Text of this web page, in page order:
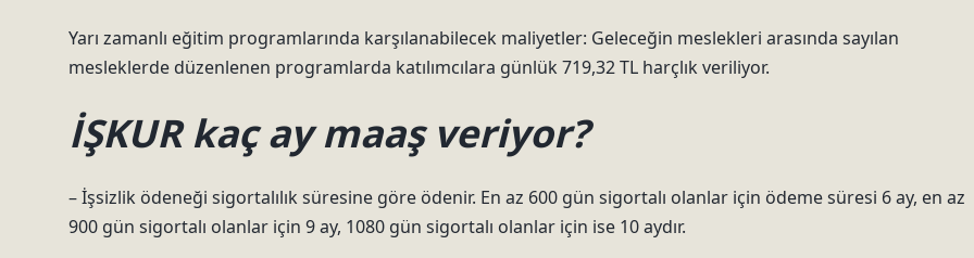
Yarı zamanlı eğitim programlarında karşılanabilecek maliyetler: Geleceğin meslekleri arasında sayılan
mesleklerde düzenlenen programlarda katılımcılara günlük 719,32 TL harçlık veriliyor.
İŞKUR kaç ay maaş veriyor?
– İşsizlik ödeneği sigortalılık süresine göre ödenir. En az 600 gün sigortalı olanlar için ödeme süresi 6 ay, en az
900 gün sigortalı olanlar için 9 ay, 1080 gün sigortalı olanlar için ise 10 aydır.